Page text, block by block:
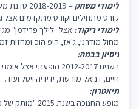
לימודי משחק– 2018-2019 סדנת משחק אצל "עידית חצור" ,
קורס מתחילים וקורס מתקדמים אצל
לימודי ריקוד:
מחול מודרני, ג'אז, היפ הופ ומחזות
ניסיון בבמה:
בשנים 2012-2017
חיים, דניאל מורשת, ידידיה ויטל ועוד...
תיאטרון:
מופע החנוכה בשנת 2015 "מותק של פסטיבל 8"